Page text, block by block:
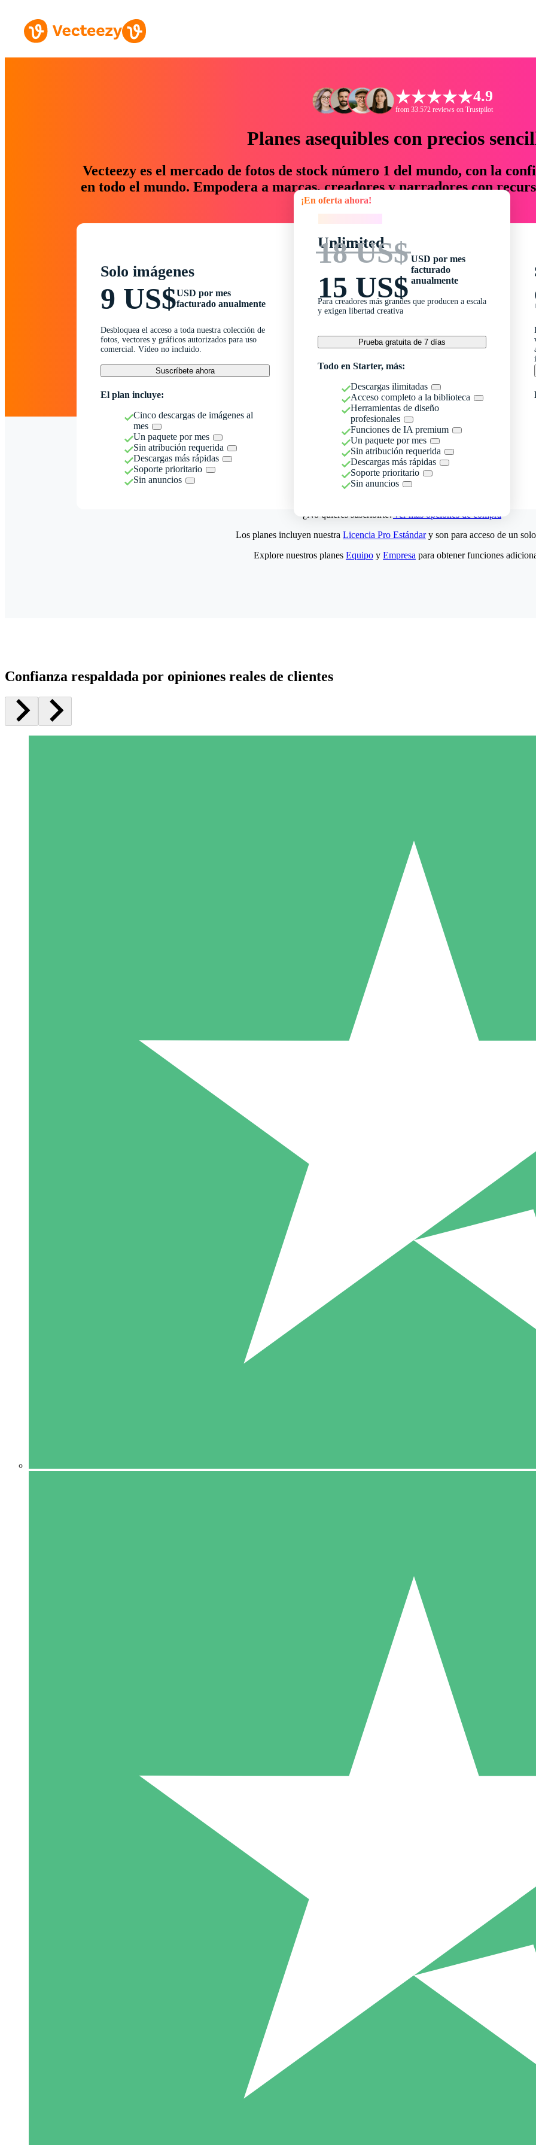
4.9
from 33.572 reviews on Trustpilot
Planes asequibles con precios
Vecteezy es el mercado de fotos de stock número 1 del mundo, con la
en todo el mundo. Empodera a marcas, creadores y narradores con
un 76 % en tiempo y presupuesto.
Solo imágenes
9 US$USD por mes
facturado anualmente
Desbloquea el acceso a toda nuestra colección de
fotos, vectores y gráficos autorizados para uso
comercial. Vídeo no incluido.
Suscríbete ahora
El plan incluye:
Cinco descargas de imágenes al
mes
Un paquete por mes
Sin atribución requerida
Descargas más rápidas
Soporte prioritario
Sin anuncios
¡En oferta ahora!
Unlimited
18 US$
15 US$
USD por mes
facturado
anualmente
Para creadores más grandes que producen a escala
y exigen libertad creativa
Prueba gratuita de 7 días
Todo en Starter, más:
Descargas ilimitadas
Acceso completo a la biblioteca
Herramientas de diseño
profesionales
Funciones de IA premium
Un paquete por mes
Sin atribución requerida
Descargas más rápidas
Soporte prioritario
Sin anuncios
¿No quieres suscribirte?Ver más opciones de compra
5 Descargas
15
Los planes incluyen nuestra Licencia Pro Estándary son para acceso de un
Explore nuestros planes Equipo y Empresa para obtener funciones
Confianza respaldada por opiniones reales de clientes